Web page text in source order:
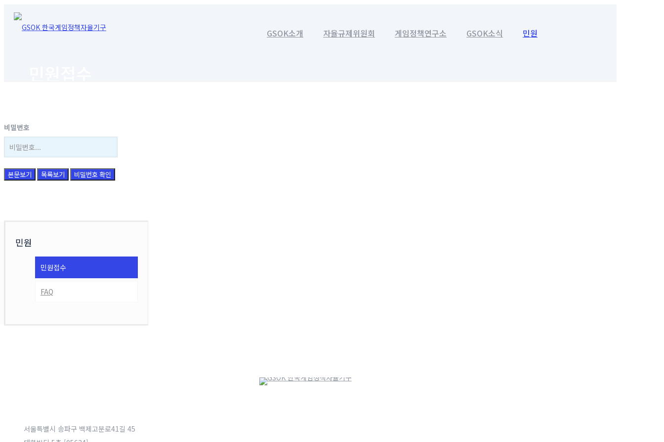
GSOK소개 자율규제위원회 게임정책연구소 GSOK소식 민원
비밀번호
본문보기 목록보기 비밀번호 확인
민원
민원접수
FAQ
서울특별시 송파구 백제고분로41길 45